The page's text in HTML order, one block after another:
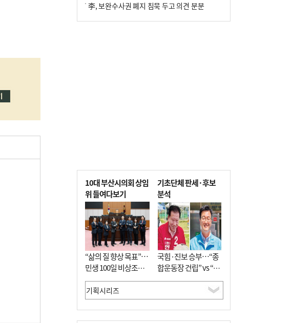
李, 보완수사권 폐지 침묵 두고 의견 분분
10대 부산시의회 상임
위 들여다보기
“삶의 질 향상 목표”…
민생 100일 비상조치
면밀 심사
기초단체 판세·후보
분석
국힘·진보 승부…“종
합운동장 건립” vs “출
근 공공버스 도입”